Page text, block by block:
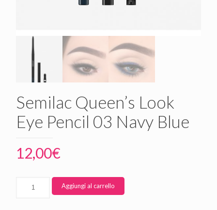
Semilac Queen’s Look
Eye Pencil 03 Navy Blue
12,00€
Aggiungi al carrello